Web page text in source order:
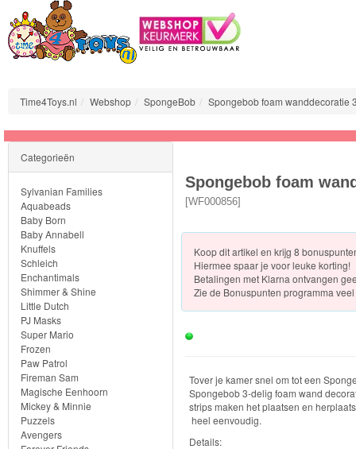
Sylvanian
Families
Aquabeads
Baby
Born
Baby
Annabell
Knuffels
Schleich
Enchantimals
Time4Toys.nl Webshop SpongeBob Spongebob foam wanddecoratie
Spongebob foam
[WF000856]
Koop dit artikel en krijg 8
Hiermee spaar je voor leuke korting!
Betalingen met Klarna ontvangen
Zie de Bonuspunten programma
Tover je kamer snel om tot een
Spongebob 3-delig foam wand
strips maken het plaatsen en
heel eenvoudig.
Details:
Categorieën
Sylvanian Families
Aquabeads
Baby Born
Baby Annabell
Knuffels
Schleich
Enchantimals
Shimmer & Shine
Little Dutch
PJ Masks
Super Mario
Frozen
Paw Patrol
Fireman Sam
Magische Eenhoorn
Mickey & Minnie
Puzzels
Avengers